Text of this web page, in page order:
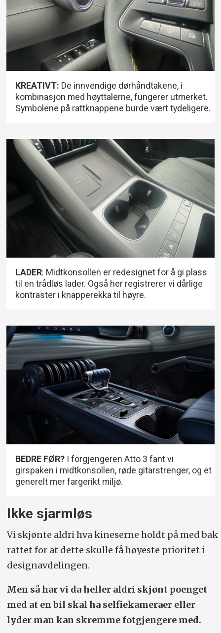
KREATIVT: De innvendige dørhåndtakene, i
kombinasjon med høyttalerne, fungerer utmerket.
Symbolene på rattknappene burde vært tydeligere.
LADER: Midtkonsollen er redesignet for å gi plass
til en trådløs lader. Også her registrerer vi dårlige
kontraster i knapperekka til høyre.
BEDRE FØR? I forgjengeren Atto 3 fant vi
girspaken i midtkonsollen, røde gitarstrenger, og et
generelt mer fargerikt miljø.
Ikke sjarmløs
Vi skjønte aldri hva kineserne holdt på med bak
rattet for at dette skulle få høyeste prioritet i
designavdelingen.
Men så har vi da heller aldri skjønt poenget
med at en bil skal ha selfiekameraer eller
lyder man kan skremme fotgjengere med.